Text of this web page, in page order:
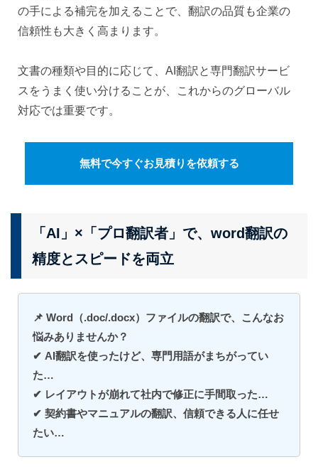
の手による補完を加えることで、翻訳の品質も企業の
信頼性も大きく高まります。
文書の種類や目的に応じて、AI翻訳と専門翻訳サービ
スをうまく使い分けることが、これからのグローバル
対応では重要です。
無料で今すぐお見積りを依頼する
「AI」×「プロ翻訳者」で、word翻訳の
精度とスピードを両立
📌 Word（.doc/.docx）ファイルの翻訳で、こんなお
悩みありませんか？
✔ AI翻訳を使ったけど、専門用語がまちがってい
た…
✔ レイアウトが崩れて社内で修正に手間取った…
✔ 契約書やマニュアルの翻訳、信頼できる人に任せ
たい…